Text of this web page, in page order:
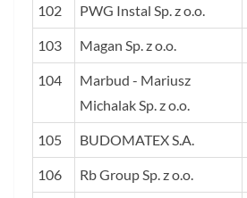
102 PWG Instal Sp. z o.o.
103 Magan Sp. z o.o.
104
Marbud - Mariusz
Michalak Sp. z o.o.
105 BUDOMATEX S.A.
106 Rb Group Sp. z o.o.